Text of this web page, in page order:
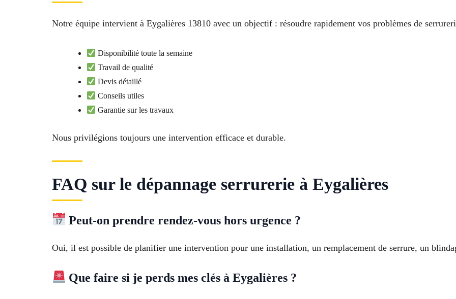
Notre équipe intervient à Eygalières 13810 avec un objectif : résoudre rapidement vos problèmes de
Disponibilité toute la semaine
Travail de qualité
Devis détaillé
Conseils utiles
Garantie sur les travaux
Nous privilégions toujours une intervention efficace et durable.
FAQ sur le dépannage serrurerie à Eygalières
Peut-on prendre rendez-vous hors urgence ?
Oui, il est possible de planifier une intervention pour une installation, un remplacement de serrure, un
Que faire si je perds mes clés à Eygalières ?